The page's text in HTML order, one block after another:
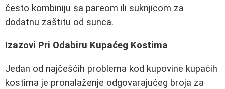
često kombiniju sa pareom ili suknjicom za
dodatnu zaštitu od sunca.
Izazovi Pri Odabiru Kupaćeg Kostima
Jedan od najčešćih problema kod kupovine kupaćih
kostima je pronalaženje odgovarajućeg broja za